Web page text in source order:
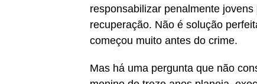
responsabilizar penalmente
recuperação. Não é solução
começou muito antes do crime.
Mas há uma pergunta que não